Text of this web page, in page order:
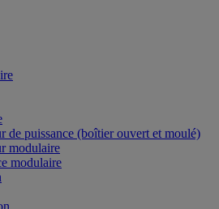
de puissance (boîtier ouvert et moulé)
modulaire
modulaire